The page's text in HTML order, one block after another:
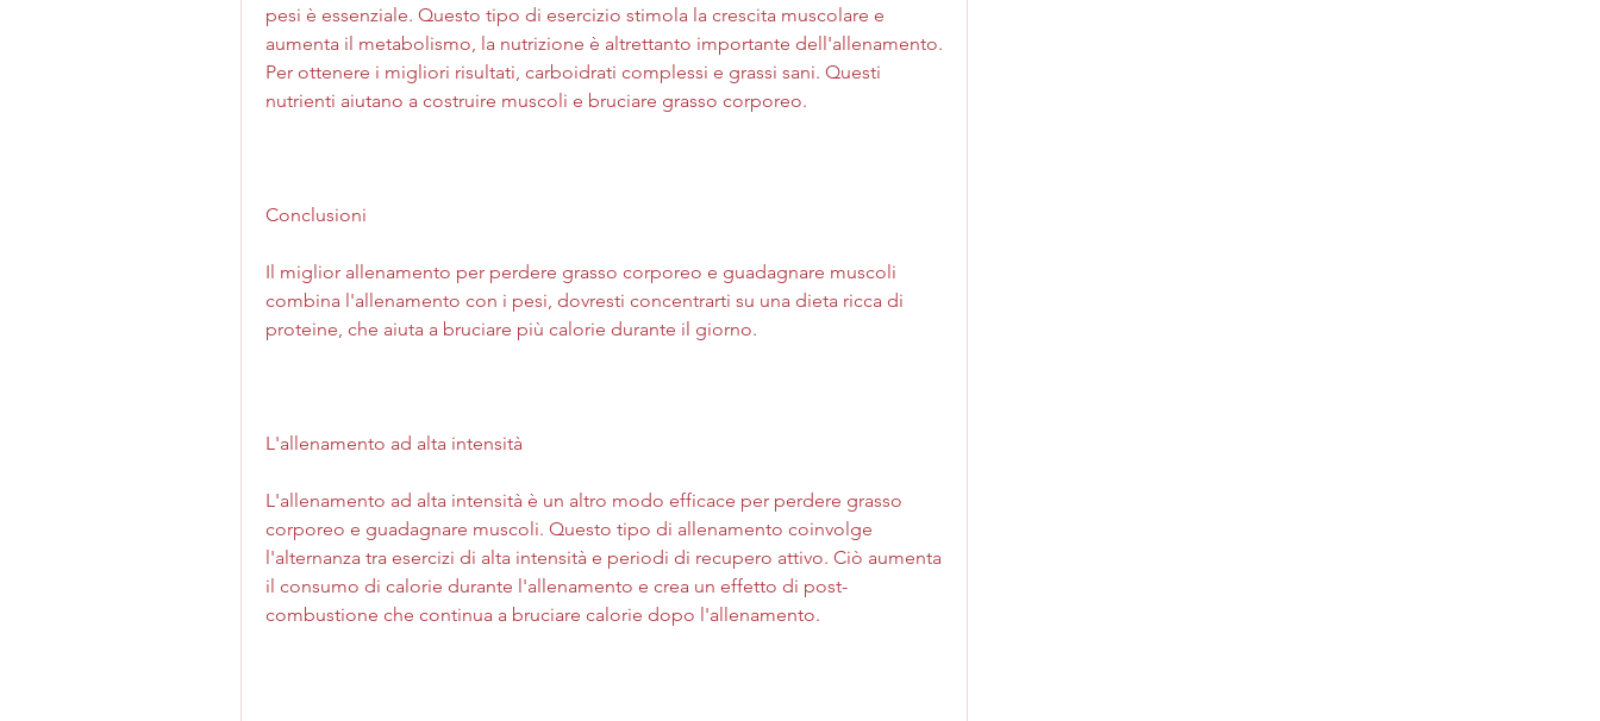
pesi è essenziale. Questo tipo di esercizio stimola la crescita muscolare e
aumenta il metabolismo, la nutrizione è altrettanto importante dell'allenamento.
Per ottenere i migliori risultati, carboidrati complessi e grassi sani. Questi
nutrienti aiutano a costruire muscoli e bruciare grasso corporeo.
Conclusioni
Il miglior allenamento per perdere grasso corporeo e guadagnare muscoli
combina l'allenamento con i pesi, dovresti concentrarti su una dieta ricca di
proteine, che aiuta a bruciare più calorie durante il giorno.
L'allenamento ad alta intensità
L'allenamento ad alta intensità è un altro modo efficace per perdere grasso
corporeo e guadagnare muscoli. Questo tipo di allenamento coinvolge
l'alternanza tra esercizi di alta intensità e periodi di recupero attivo. Ciò aumenta
il consumo di calorie durante l'allenamento e crea un effetto di post-
combustione che continua a bruciare calorie dopo l'allenamento.